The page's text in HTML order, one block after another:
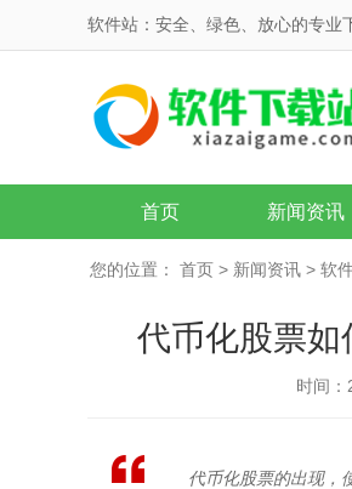
软件站：安全、绿色、放心的专业
首页 新闻资讯
您的位置： 首页 > 新闻资讯 > 软
代币化股票如
时间
代币化股票的出现，